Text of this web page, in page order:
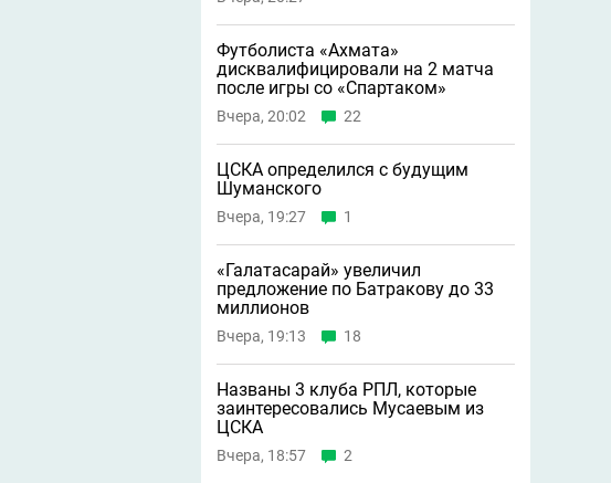
Футболиста «Ахмата»
дисквалифицировали на 2 матча
после игры со «Спартаком»
Вчера, 20:02 22
ЦСКА определился с будущим
Шуманского
Вчера, 19:27 1
«Галатасарай» увеличил
предложение по Батракову до 33
миллионов
Вчера, 19:13 18
Названы 3 клуба РПЛ, которые
заинтересовались Мусаевым из
ЦСКА
Вчера, 18:57 2